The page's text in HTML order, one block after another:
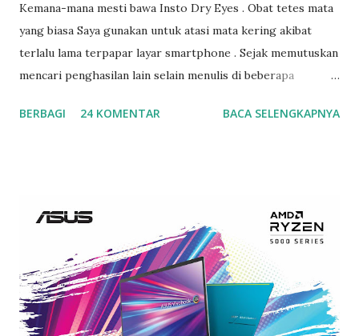
Kemana-mana mesti bawa Insto Dry Eyes . Obat tetes mata
yang biasa Saya gunakan untuk atasi mata kering akibat
terlalu lama terpapar layar smartphone . Sejak memutuskan
mencari penghasilan lain selain menulis di beberapa
saja saya semakin lama bersentuhan dengan smartphone,
kebutuhan dapur. Tapi ya itu resikonya, mata jadi makin
lama menatap layar karena mesti cek spreadsheet hasil
kerjaan satu per satu, belum lagi ada deadline tulisan yang
sudah mepet harus disetor, ditambah terpapar kipas angin
saat proses pengerjaan deadline dan pengecekan karena
akhir-akhir ini cuaca begitu panas, alhasil membuat mata
BERBAGI 24 KOMENTAR BACA SELENGKAPNYA